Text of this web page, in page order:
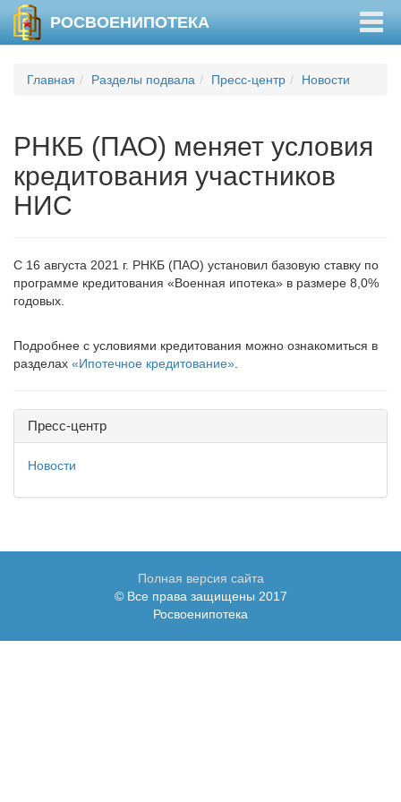
РОСВОЕНИПОТЕКА
Главная Разделы подвала Пресс-центр Новости
РНКБ (ПАО) меняет условия
кредитования участников
НИС
С 16 августа 2021 г. РНКБ (ПАО) установил базовую ставку по
программе кредитования «Военная ипотека» в размере 8,0%
годовых.
Подробнее с условиями кредитования можно ознакомиться в
разделах «Ипотечное кредитование»
Пресс-центр
Новости
Полная версия сайта
© Все права защищены 2017
Росвоенипотека